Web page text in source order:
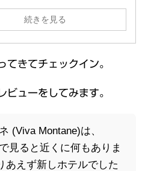
続きを見る
てきてチェックイン。
ビューをしてみます。
(Viva Montane)は、
見ると近くに何もありま
あえず新しホテルでした